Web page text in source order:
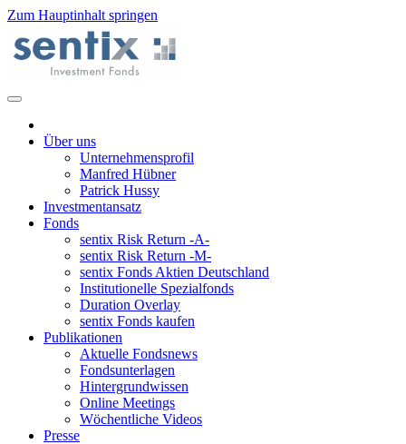
Zum Hauptinhalt springen
Über uns
Unternehmensprofil
Manfred Hübner
Patrick Hussy
Investmentansatz
Fonds
sentix Risk Return -A-
sentix Risk Return -M-
sentix Fonds Aktien Deutschland
Institutionelle Spezialfonds
Duration Overlay
sentix Fonds kaufen
Publikationen
Aktuelle Fondsnews
Fondsunterlagen
Hintergrundwissen
Online Meetings
Wöchentliche Videos
Presse